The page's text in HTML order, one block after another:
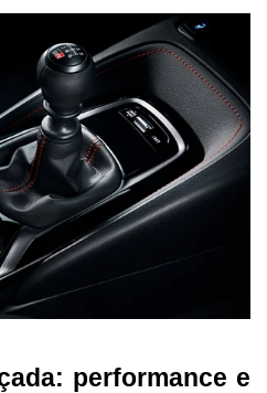
performance e